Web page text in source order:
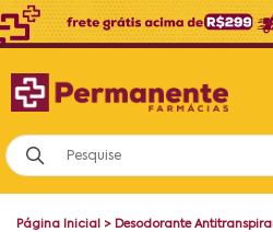
Página Inicial > Desodorante